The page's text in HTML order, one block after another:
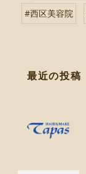
#西区美容院
最近の投稿